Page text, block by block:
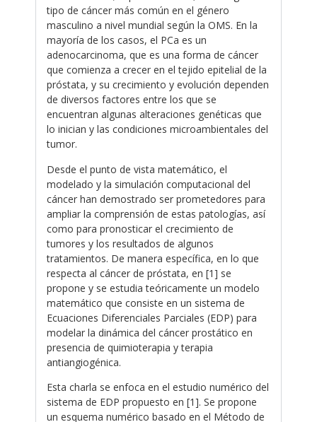
tipo de cáncer más común en el género
masculino a nivel mundial según la OMS. En la
mayoría de los casos, el PCa es un
adenocarcinoma, que es una forma de cáncer
que comienza a crecer en el tejido epitelial de la
próstata, y su crecimiento y evolución dependen
de diversos factores entre los que se
encuentran algunas alteraciones genéticas que
lo inician y las condiciones microambientales del
tumor.
Desde el punto de vista matemático, el
modelado y la simulación computacional del
cáncer han demostrado ser prometedores para
ampliar la comprensión de estas patologías, así
como para pronosticar el crecimiento de
tumores y los resultados de algunos
tratamientos. De manera específica, en lo que
respecta al cáncer de próstata, en [1] se
propone y se estudia teóricamente un modelo
matemático que consiste en un sistema de
Ecuaciones Diferenciales Parciales (EDP) para
modelar la dinámica del cáncer prostático en
presencia de quimioterapia y terapia
antiangiogénica.
Esta charla se enfoca en el estudio numérico del
sistema de EDP propuesto en [1]. Se propone
un esquema numérico basado en el Método de